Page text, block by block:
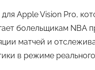
Apple Vision Pro,
болельщикам NBA
матчей и
в режиме